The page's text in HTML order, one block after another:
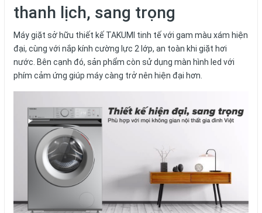
thanh lịch, sang trọng
Máy giặt sở hữu thiết kế TAKUMI tinh tế với gam màu xám hiện
đại, cùng với nắp kính cường lực 2 lớp, an toàn khi giặt hơi
nước. Bên cạnh đó, sản phẩm còn sử dụng màn hình led với
phím cảm ứng giúp máy càng trở nên hiện đại hơn.